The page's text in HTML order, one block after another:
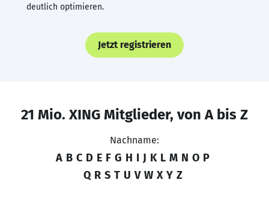
deutlich optimieren.
Jetzt registrieren
21 Mio. XING Mitglieder, von A bis Z
Nachname:
A B C D E F G H I J K L M N O P
Q R S T U V W X Y Z